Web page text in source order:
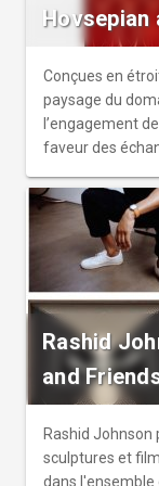
Hovsepian
Conçues en
paysage du
l’engagement
faveur des
réflexion sur la
où les
sont
valeurs
l’autre, les
partie intégrante
encadre
communauté
Rashid
and
Rashid
sculptures et
dans l'ensemble